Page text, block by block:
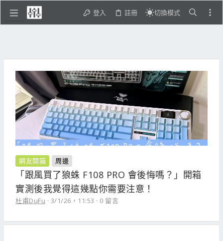
登入 註冊 切換模式
網友開箱 周邊
「跟風買了狼蛛 F108 PRO 會後悔嗎？」開箱
實測後我覺得這幾點你需要注意！
杜甫DuFu 3/1/26，11:53 0 留言